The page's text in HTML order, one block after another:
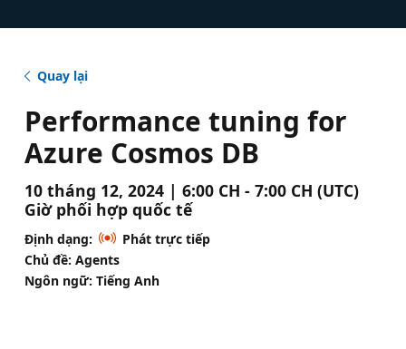
Quay lại
Performance tuning for
Azure Cosmos DB
10 tháng 12, 2024 | 6:00 CH - 7:00 CH (UTC)
Giờ phối hợp quốc tế
Định dạng:
Phát trực tiếp
Chủ đề: Agents
Ngôn ngữ: Tiếng Anh